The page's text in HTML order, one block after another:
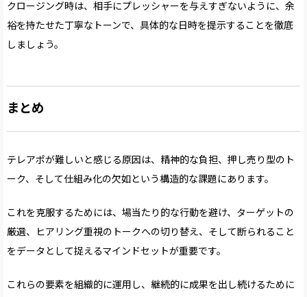
クロージング時は、相手にプレッシャーを与えすぎないように、余
裕を持たせた丁寧なトーンで、具体的な日時を提示することを徹底
しましょう。
まとめ
テレアポが難しいと感じる原因は、精神的な負担、押し売り型のト
ーク、そして仕組み化の欠如という構造的な課題にあります。
これを克服するためには、場当たり的な行動を避け、ターゲットの
厳選、ヒアリング重視のトークへの切り替え、そして断られること
をデータとして捉えるマインドセットが重要です。
これらの要素を組織的に運用し、継続的に成果を出し続けるために